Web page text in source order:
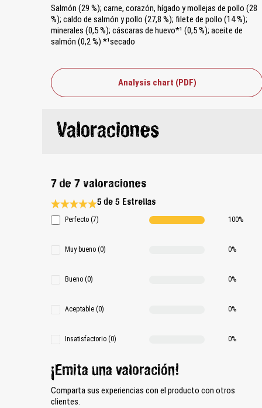
Salmón (29 %); carne, corazón, hígado y mollejas de pollo (28
%); caldo de salmón y pollo (27,8 %); filete de pollo (14 %);
minerales (0,5 %); cáscaras de huevo*¹ (0,5 %); aceite de
salmón (0,2 %) *¹secado
Analysis chart (PDF)
Valoraciones
7 de 7 valoraciones
Calificación promedio de 5 de 5 estrellas
5 de 5 Estrellas
Perfecto (7) 100%
Muy bueno (0) 0%
Bueno (0) 0%
Aceptable (0) 0%
Insatisfactorio (0) 0%
¡Emita una valoración!
Comparta sus experiencias con el producto con otros
clientes.